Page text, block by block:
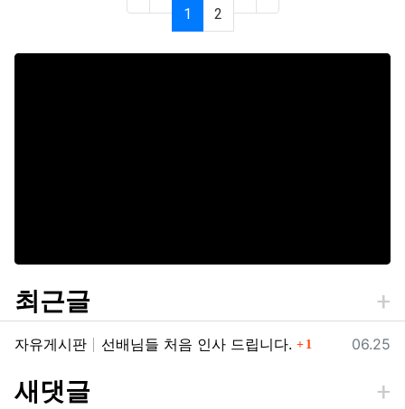
1 (current)
2 (last)
최근글
등록일
06.25
자유게시판 선배님들 처음 인사 드립니다. 댓글
1
새댓글